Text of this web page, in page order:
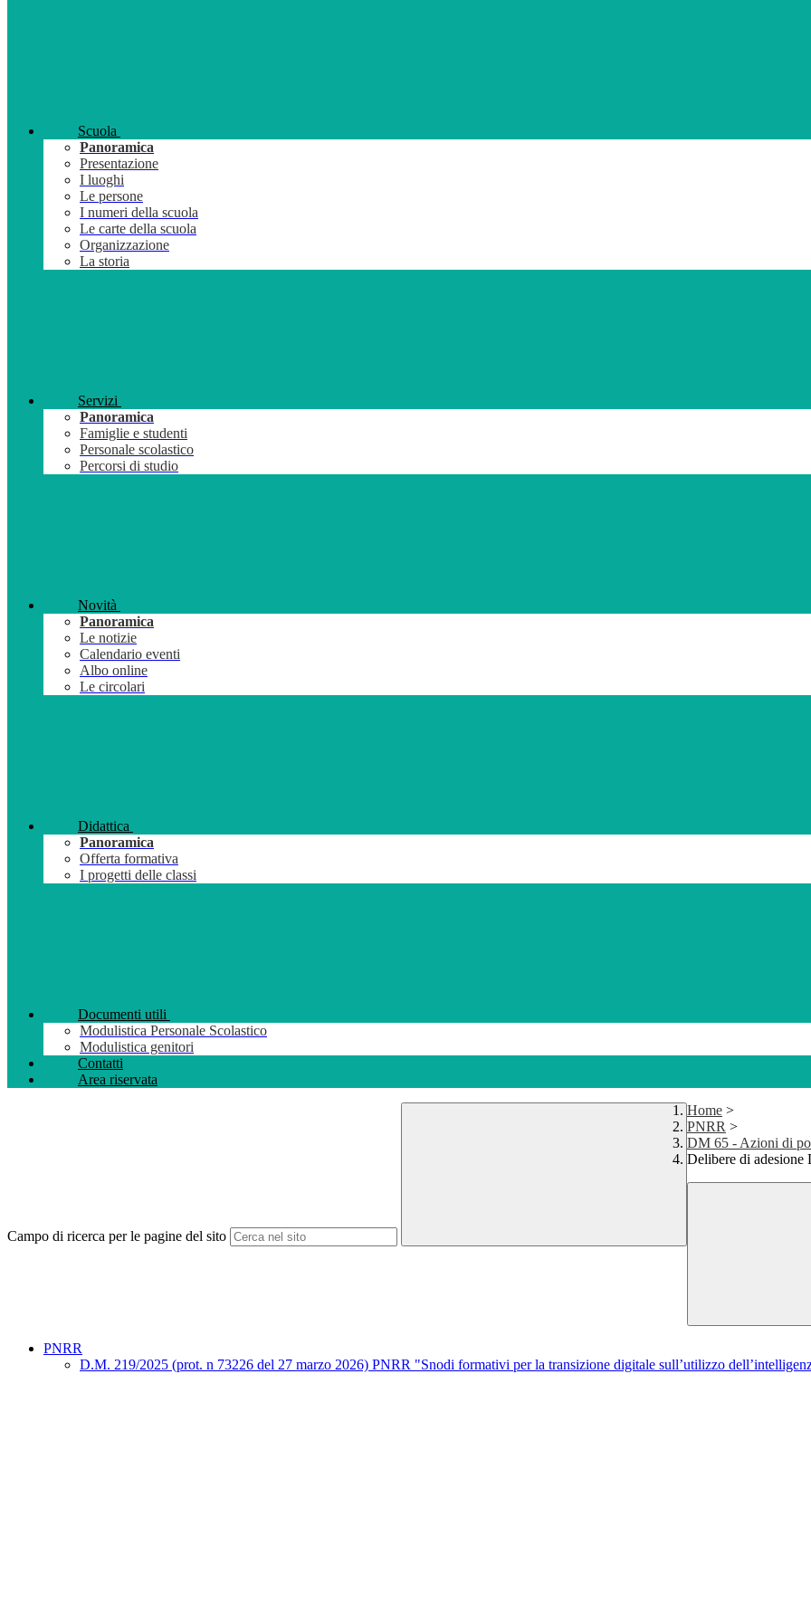
Scuola
Panoramica
Presentazione
I luoghi
Le persone
I numeri della scuola
Le carte della scuola
Organizzazione
La storia
Servizi
Panoramica
Famiglie e studenti
Personale scolastico
Percorsi di studio
Novità
Panoramica
Le notizie
Calendario eventi
Albo online
Le circolari
Didattica
Panoramica
Offerta formativa
I progetti delle classi
Documenti utili
Modulistica Personale Scolastico
Modulistica genitori
Contatti
Area riservata
Campo di ricerca per le pagine del sito
Home >
PNRR >
DM 65 - Azioni di
Delibere di adesione
PNRR
D.M. 219/2025 (prot. n 73226 del 27 marzo 2026) PNRR "Snodi formativi per la transizione digitale sull’utilizzo